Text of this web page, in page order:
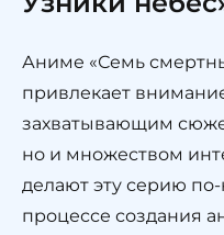
Аниме «Семь
привлекает
захватывающим
но и множеством
делают эту серию
процессе создания